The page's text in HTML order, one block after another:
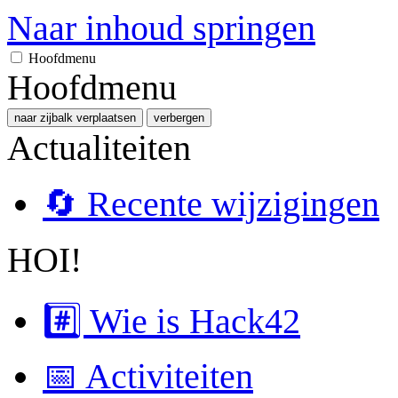
Naar inhoud springen
Hoofdmenu
Hoofdmenu
naar zijbalk verplaatsen verbergen
Actualiteiten
🔄 Recente wijzigingen
HOI!
#️⃣ Wie is Hack42
📅 Activiteiten